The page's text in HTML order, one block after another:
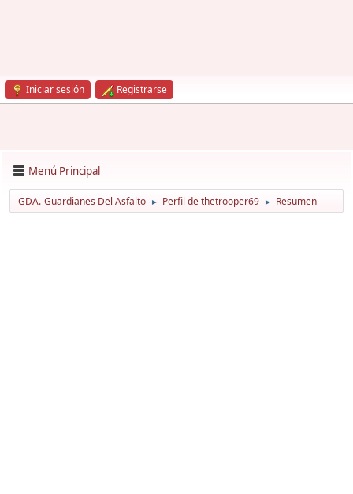
Iniciar sesión Registrarse
Menú Principal
GDA.-Guardianes Del Asfalto ► Perfil de thetrooper69 ► Resumen